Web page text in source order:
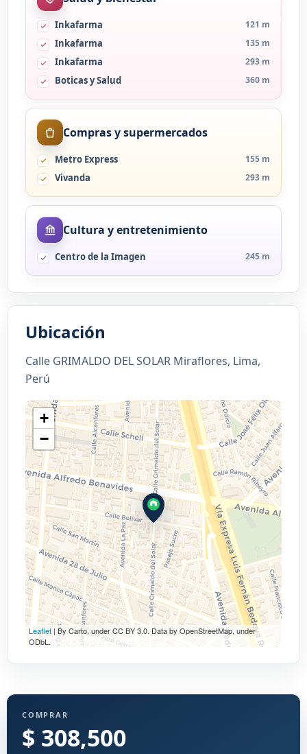
Inkafarma 121 m
Inkafarma 135 m
Inkafarma 293 m
Boticas y Salud 360 m
Compras y supermercados
Metro Express 155 m
Vivanda 293 m
Cultura y entretenimiento
Centro de la Imagen 245 m
Ubicación
Calle GRIMALDO DEL SOLAR Miraflores, Lima,
Perú
+
−
Leaflet | By Carto, under CC BY 3.0. Data by OpenStreetMap, under
ODbL.
COMPRAR
$ 308,500